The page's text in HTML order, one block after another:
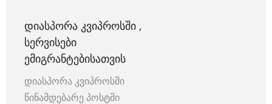
ᲓᲘᲐᲡᲞᲝᲠᲐ ᲙᲕᲘᲞᲠᲝᲡᲨᲘ ,
ᲡᲔᲠᲕᲘᲡᲔᲑᲘ
ᲔᲛᲘᲒᲠᲐᲜᲢᲔᲑᲘᲡᲐᲗᲕᲘᲡ
დიასპორა კვიპროსში
წინამდებარე პოსტში